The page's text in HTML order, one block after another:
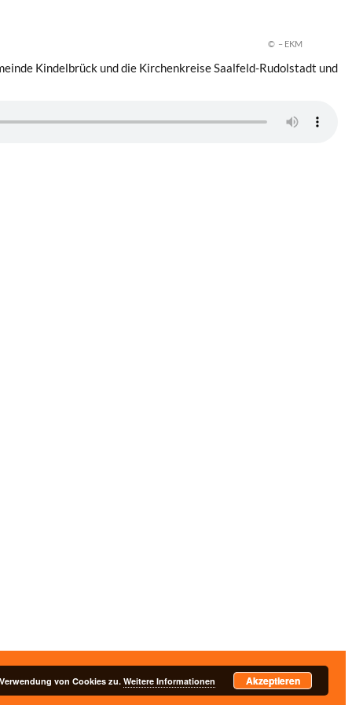
© – EKM
Kindelbrück und die Kirchenkreise Saalfeld-Rudolstadt und
von Cookies zu. Weitere Informationen Akzeptieren